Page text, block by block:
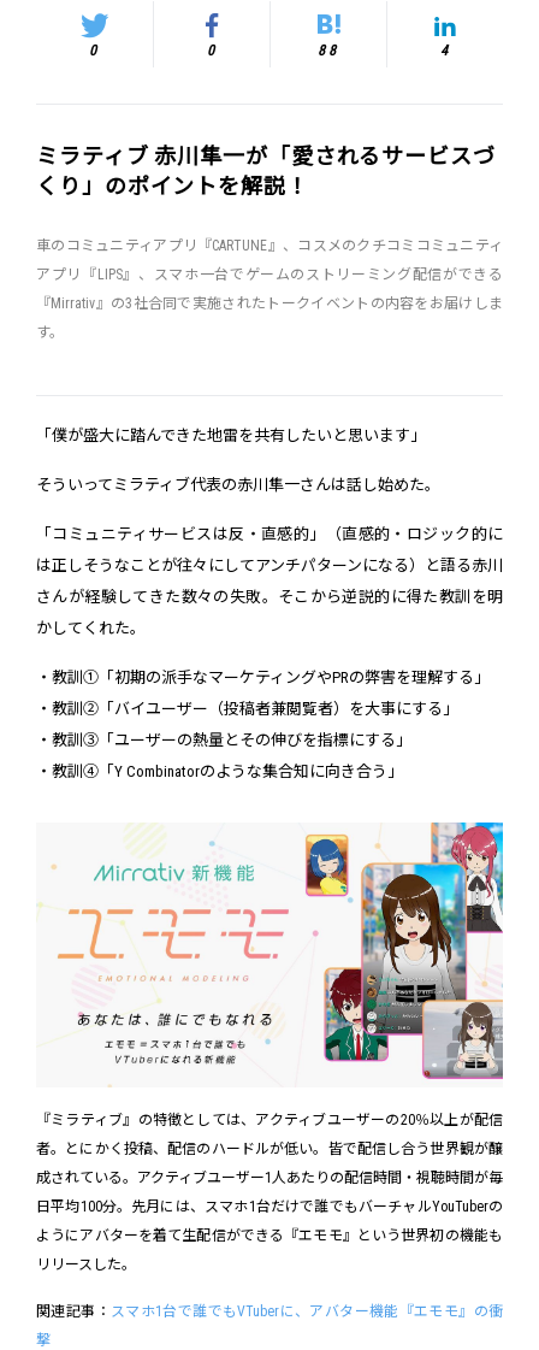
0 0 88 4
ミラティブ 赤川隼一が「愛されるサービスづ
くり」のポイントを解説！
車のコミュニティアプリ『CARTUNE』、コスメのクチコミコミュニティ
アプリ『LIPS』、スマホ一台でゲームのストリーミング配信ができる
『Mirrativ』の3社合同で実施されたトークイベントの内容をお届けしま
す。
「僕が盛大に踏んできた地雷を共有したいと思います」
そういってミラティブ代表の赤川隼一さんは話し始めた。
「コミュニティサービスは反・直感的」（直感的・ロジック的に
は正しそうなことが往々にしてアンチパターンになる）と語る赤川
さんが経験してきた数々の失敗。そこから逆説的に得た教訓を明
かしてくれた。
・教訓①「初期の派手なマーケティングやPRの弊害を理解する」
・教訓②「バイユーザー（投稿者兼閲覧者）を大事にする」
・教訓③「ユーザーの熱量とその伸びを指標にする」
・教訓④「Y Combinatorのような集合知に向き合う」
『ミラティブ』の特徴としては、アクティブユーザーの20％以上が配信
者。とにかく投稿、配信のハードルが低い。皆で配信し合う世界観が醸
成されている。アクティブユーザー1人あたりの配信時間・視聴時間が毎
日平均100分。先月には、スマホ1台だけで誰でもバーチャルYouTuberの
ようにアバターを着て生配信ができる『エモモ』という世界初の機能も
リリースした。
関連記事： スマホ1台で誰でもVTuberに、アバター機能『エモモ』の衝
撃